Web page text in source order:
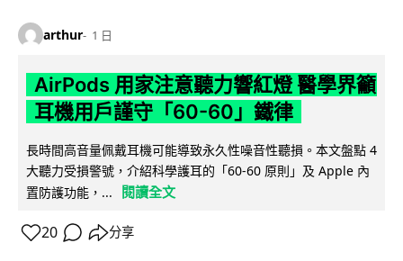
arthur 1 日
AirPods 用家注意聽力響紅燈 醫學界籲
耳機用戶謹守「60-60」鐵律
長時間高音量佩戴耳機可能導致永久性噪音性聽損。本文盤點 4
大聽力受損警號，介紹科學護耳的「60-60 原則」及 Apple 內
置防護功能，...
閱讀全文
20 分享